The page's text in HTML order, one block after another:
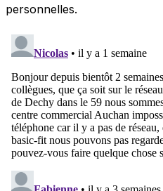
personnelles.